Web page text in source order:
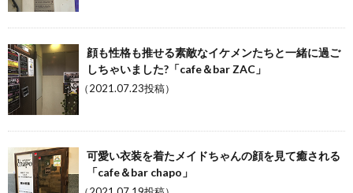
顔も性格も推せる素敵なイケメンたちと一緒に過ご
しちゃいました?「cafe＆bar ZAC」
（2021.07.23投稿）
可愛い衣装を着たメイドちゃんの顔を見て癒される
「cafe＆bar chapo」